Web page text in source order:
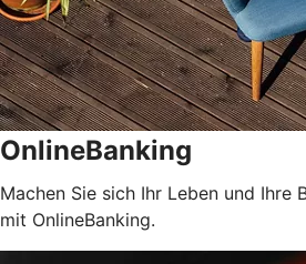
OnlineBanking
Machen Sie sich Ihr Leben und Ihre
mit OnlineBanking.